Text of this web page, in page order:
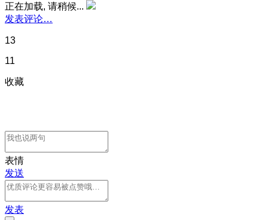
正在加载, 请稍候...
发表评论…
13
11
收藏
表情
发送
发表